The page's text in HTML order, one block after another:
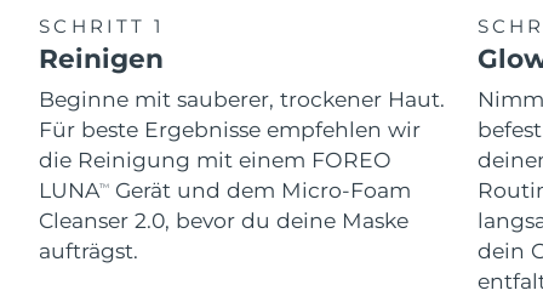
SCHRITT 1
Reinigen
Beginne mit sauberer, trockener Haut.
Für beste Ergebnisse empfehlen wir
die Reinigung mit einem FOREO
LUNATM
Gerät und dem Micro-Foam
Cleanser 2.0, bevor du deine Maske
aufträgst.
dein